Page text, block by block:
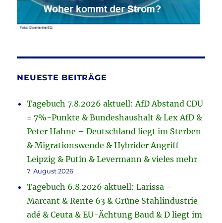
NEUESTE BEITRÄGE
Tagebuch 7.8.2026 aktuell: AfD Abstand CDU
= 7%-Punkte & Bundeshaushalt & Lex AfD &
Peter Hahne – Deutschland liegt im Sterben
& Migrationswende & Hybrider Angriff
Leipzig & Putin & Levermann & vieles mehr
7. August 2026
Tagebuch 6.8.2026 aktuell: Larissa –
Marcant & Rente 63 & Grüne Stahlindustrie
adé & Ceuta & EU-Ächtung Baud & D liegt im